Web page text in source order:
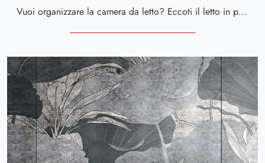
Vuoi organizzare la camera da letto? Eccoti il letto in pelle Prestige 01 di Spar per spazi classici.